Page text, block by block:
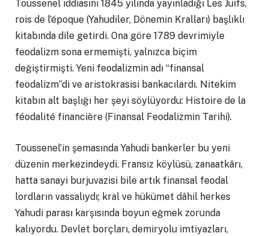
Toussenel iddiasını 1845 yılında yayınladığı Les Juifs,
rois de l’époque (Yahudiler, Dönemin Kralları) başlıklı
kitabında dile getirdi. Ona göre 1789 devrimiyle
feodalizm sona ermemişti, yalnızca biçim
değiştirmişti. Yeni feodalizmin adı “finansal
feodalizm”di ve aristokrasisi bankacılardı. Nitekim
kitabın alt başlığı her şeyi söylüyordu: Histoire de la
féodalité financière (Finansal Feodalizmin Tarihi).
Toussenel’in şemasında Yahudi bankerler bu yeni
düzenin merkezindeydi. Fransız köylüsü, zanaatkârı,
hatta sanayi burjuvazisi bile artık finansal feodal
lordların vassalıydı; kral ve hükümet dâhil herkes
Yahudi parası karşısında boyun eğmek zorunda
kalıyordu. Devlet borçları, demiryolu imtiyazları,